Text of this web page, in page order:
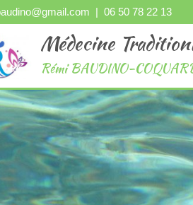
| 06 50 78 22 13
Médecine
Rémi BAUDINO-